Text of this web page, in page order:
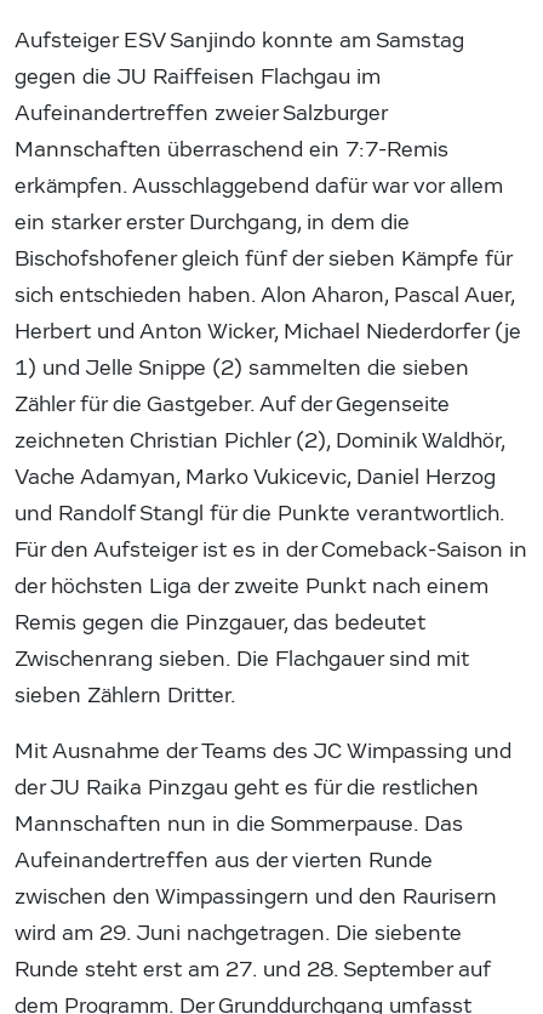
Aufsteiger ESV Sanjindo konnte am Samstag
gegen die JU Raiffeisen Flachgau im
Aufeinandertreffen zweier Salzburger
Mannschaften überraschend ein 7:7-Remis
erkämpfen. Ausschlaggebend dafür war vor allem
ein starker erster Durchgang, in dem die
Bischofshofener gleich fünf der sieben Kämpfe für
sich entschieden haben. Alon Aharon, Pascal Auer,
Herbert und Anton Wicker, Michael Niederdorfer (je
1) und Jelle Snippe (2) sammelten die sieben
Zähler für die Gastgeber. Auf der Gegenseite
zeichneten Christian Pichler (2), Dominik Waldhör,
Vache Adamyan, Marko Vukicevic, Daniel Herzog
und Randolf Stangl für die Punkte verantwortlich.
Für den Aufsteiger ist es in der Comeback-Saison in
der höchsten Liga der zweite Punkt nach einem
Remis gegen die Pinzgauer, das bedeutet
Zwischenrang sieben. Die Flachgauer sind mit
sieben Zählern Dritter.
Mit Ausnahme der Teams des JC Wimpassing und
der JU Raika Pinzgau geht es für die restlichen
Mannschaften nun in die Sommerpause. Das
Aufeinandertreffen aus der vierten Runde
zwischen den Wimpassingern und den Raurisern
wird am 29. Juni nachgetragen. Die siebente
Runde steht erst am 27. und 28. September auf
dem Programm. Der Grunddurchgang umfasst